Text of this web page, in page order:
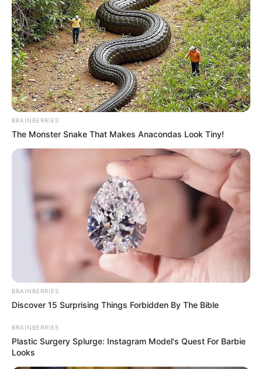
Prefeito declara que será o 1º a pagar o Piso Nacional de 2
salários aos agentes de saúde (ACS e ACE).
BRAINBERRIES
The Monster Snake That Makes Anacondas Look Tiny!
BRAINBERRIES
Discover 15 Surprising Things Forbidden By The Bible
BRAINBERRIES
Plastic Surgery Splurge: Instagram Model's Quest For Barbie
Looks